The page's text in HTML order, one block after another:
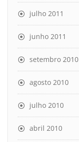
julho 2011
junho 2011
setembro 2010
agosto 2010
julho 2010
abril 2010